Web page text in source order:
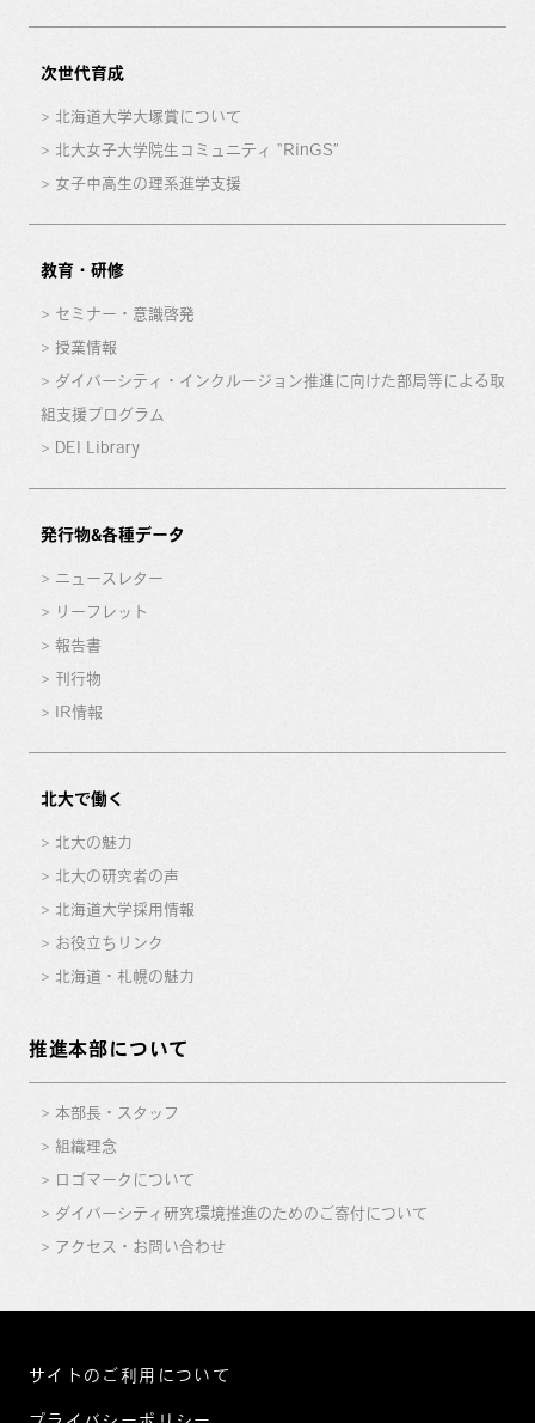
次世代育成
北海道大学大塚賞について
北大女子大学院生コミュニティ “RinGS”
女子中高生の理系進学支援
教育・研修
セミナー・意識啓発
授業情報
ダイバーシティ・インクルージョン推進に向けた部局等による取
組支援プログラム
DEI Library
発行物&各種データ
ニュースレター
リーフレット
報告書
刊行物
IR情報
北大で働く
北大の魅力
北大の研究者の声
北海道大学採用情報
お役立ちリンク
北海道・札幌の魅力
推進本部について
本部長・スタッフ
組織理念
ロゴマークについて
ダイバーシティ研究環境推進のためのご寄付について
アクセス・お問い合わせ
サイトのご利用について